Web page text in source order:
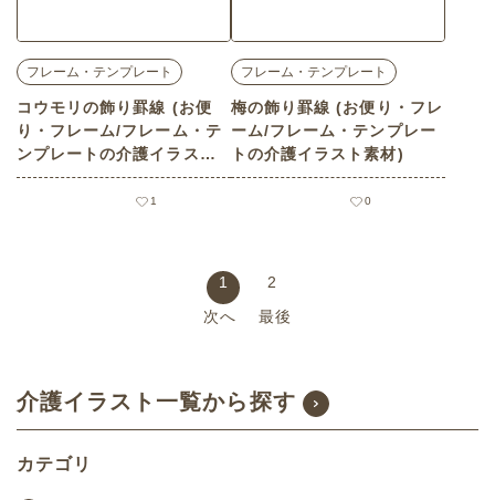
フレーム・テンプレート
コウモリの飾り罫線 (お便
り・フレーム/フレーム・テ
ンプレートの介護イラスト
素材)
1
フレーム・テンプレート
梅の飾り罫線 (お便り・フレ
ーム/フレーム・テンプレー
トの介護イラスト素材)
0
1
2
次へ
最後
介護イラスト一覧から探す
カテゴリ